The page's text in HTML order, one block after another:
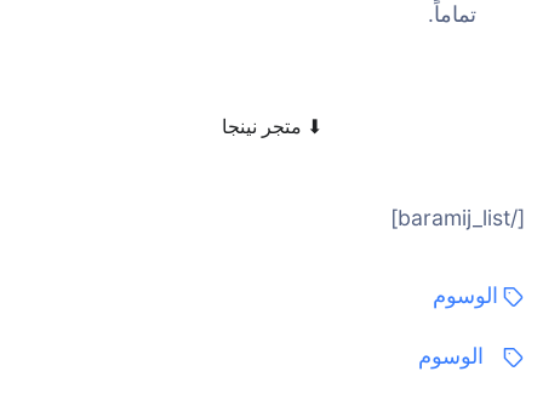
تماماً.
⬇ متجر نينجا
[/baramij_list]
الوسوم
الوسوم